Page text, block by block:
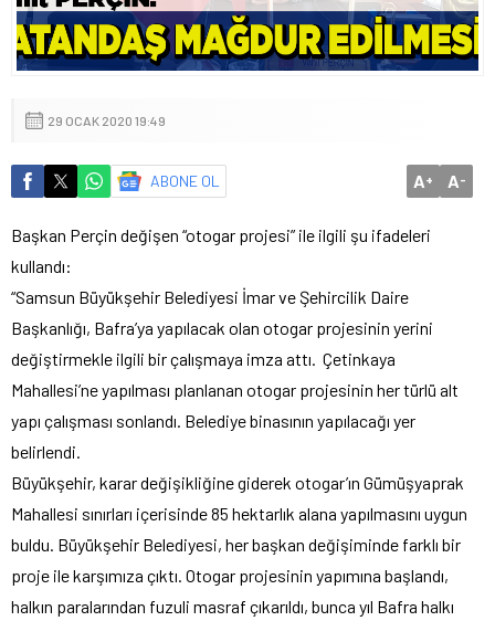
29 OCAK 2020 19:49
ABONE OL A+ A-
Başkan Perçin değişen “otogar projesi” ile ilgili şu ifadeleri
kullandı:
“Samsun Büyükşehir Belediyesi İmar ve Şehircilik Daire
Başkanlığı, Bafra’ya yapılacak olan otogar projesinin yerini
değiştirmekle ilgili bir çalışmaya imza attı. Çetinkaya
Mahallesi’ne yapılması planlanan otogar projesinin her türlü alt
yapı çalışması sonlandı. Belediye binasının yapılacağı yer
belirlendi.
Büyükşehir, karar değişikliğine giderek otogar’ın Gümüşyaprak
Mahallesi sınırları içerisinde 85 hektarlık alana yapılmasını uygun
buldu. Büyükşehir Belediyesi, her başkan değişiminde farklı bir
proje ile karşımıza çıktı. Otogar projesinin yapımına başlandı,
halkın paralarından fuzuli masraf çıkarıldı, bunca yıl Bafra halkı